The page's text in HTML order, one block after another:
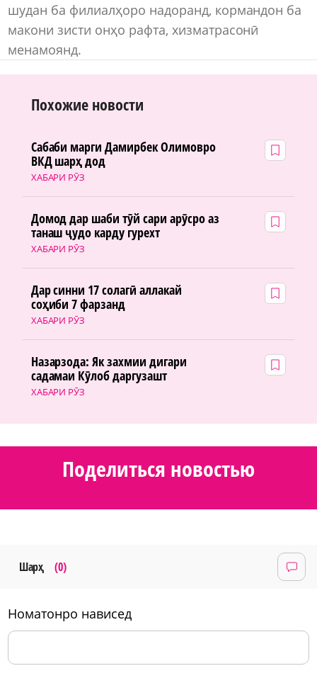
шудан ба филиалҳоро надоранд, кормандон ба
макони зисти онҳо рафта, хизматрасонӣ
менамоянд.
Похожие новости
ХАБАРИ РӮЗ
Сабаби марги Дамирбек Олимовро
ВКД шарҳ дод
ХАБАРИ РӮЗ
Домод дар шаби тӯй сари арӯсро аз
танаш ҷудо карду гурехт
ХАБАРИ РӮЗ
Дар синни 17 солагӣ аллакай
соҳиби 7 фарзанд
ХАБАРИ РӮЗ
Назарзода: Як захмии дигари
садамаи Кӯлоб даргузашт
Поделиться новостью
Шарҳ (0)
номатонро нависед